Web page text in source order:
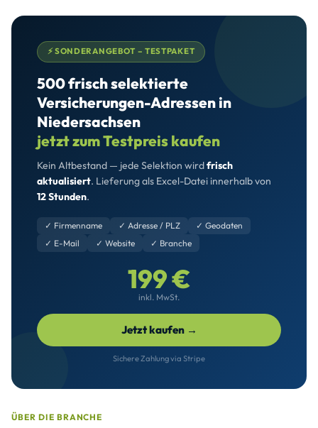
⚡ SONDERANGEBOT – TESTPAKET
500 frisch selektierte
Versicherungen-Adressen in
Niedersachsen
jetzt zum Testpreis kaufen
Kein Altbestand — jede Selektion wirdfrisch
aktualisiert. Lieferung als Excel-Datei innerhalb von
12 Stunden.
✓ Firmenname ✓ Adresse / PLZ
✓ Geodaten
✓ E-Mail
✓ Website ✓ Branche
199 €
inkl. MwSt.
Jetzt kaufen →
Sichere Zahlung via Stripe
ÜBER DIE BRANCHE